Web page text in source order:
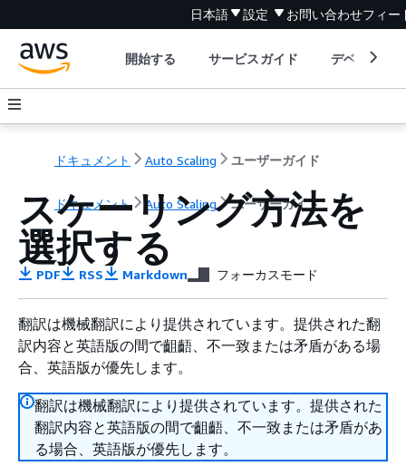
日本語 設定 お問い合わせフィー
開始する サービスガイド デベロッパ
ドキュメント Auto Scaling ユーザーガイド
ドキュメント Auto Scaling ユーザーガイド
スケーリング方法を
選択する
PDF RSS Markdown フォーカスモード
翻訳は機械翻訳により提供されています。提供された翻
訳内容と英語版の間で齟齬、不一致または矛盾がある場
合、英語版が優先します。
翻訳は機械翻訳により提供されています。提供された
翻訳内容と英語版の間で齟齬、不一致または矛盾があ
る場合、英語版が優先します。